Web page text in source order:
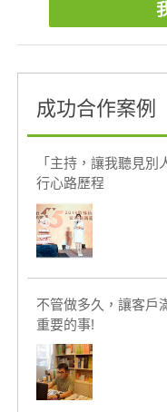
成功合作案例
「主持，讓我聽見
行心路歷程
不管做多久，讓客戶
重要的事!